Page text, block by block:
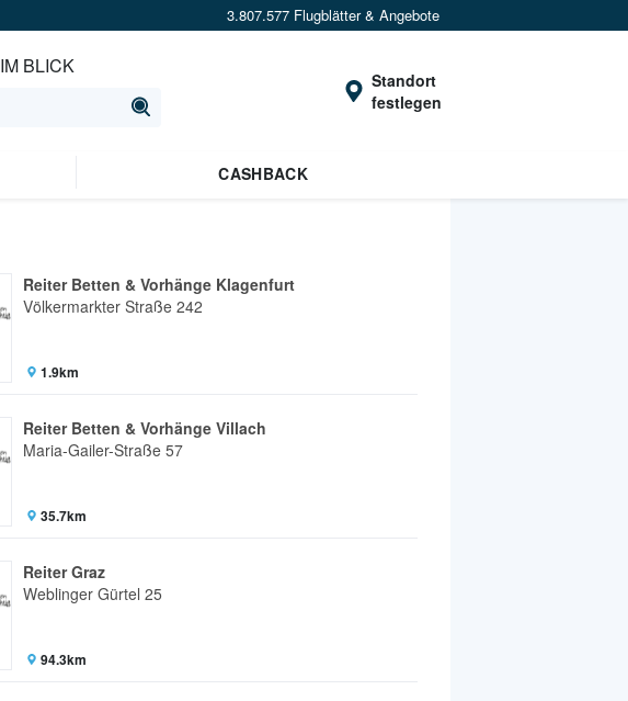
3.807.577 Flugblätter & Angebote
IM BLICK
Standort
festlegen
CASHBACK
Reiter Betten & Vorhänge Klagenfurt
Völkermarkter Straße 242
1.9km
Reiter Betten & Vorhänge Villach
Maria-Gailer-Straße 57
35.7km
Reiter Graz
Weblinger Gürtel 25
94.3km